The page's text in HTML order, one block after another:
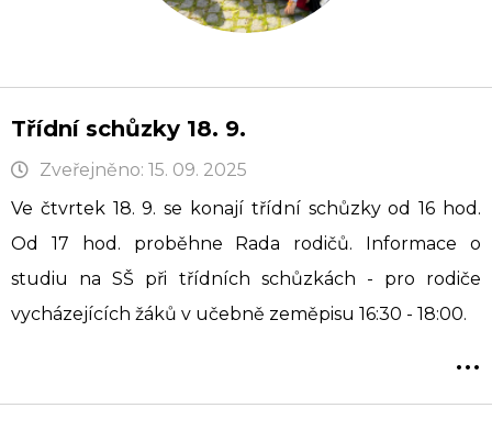
Třídní schůzky 18. 9.
Zveřejněno: 15. 09. 2025
Ve čtvrtek 18. 9. se konají třídní schůzky od 16 hod.
Od 17 hod. proběhne Rada rodičů. Informace o
studiu na SŠ při třídních schůzkách - pro rodiče
vycházejících žáků v učebně zeměpisu 16:30 - 18:00.
...